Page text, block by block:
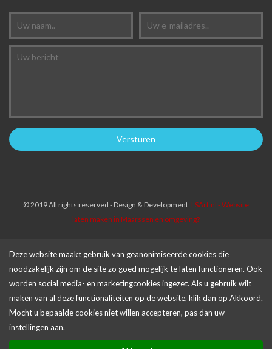
© 2019 All rights reserved - Design & Development: LSArt.nl - Website
laten maken in Maarssen en omgeving?
Deze website maakt gebruik van geanonimiseerde cookies die
noodzakelijk zijn om de site zo goed mogelijk te laten functioneren. Ook
worden social media- en marketingcookies ingezet. Als u gebruik wilt
maken van al deze functionaliteiten op de website, klik dan op Akkoord.
Mocht u bepaalde cookies niet willen accepteren, pas dan uw
instellingen aan.